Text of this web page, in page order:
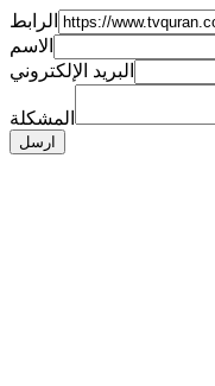
الرابط
الاسم
البريد الإلكتروني
المشكلة
ارسل